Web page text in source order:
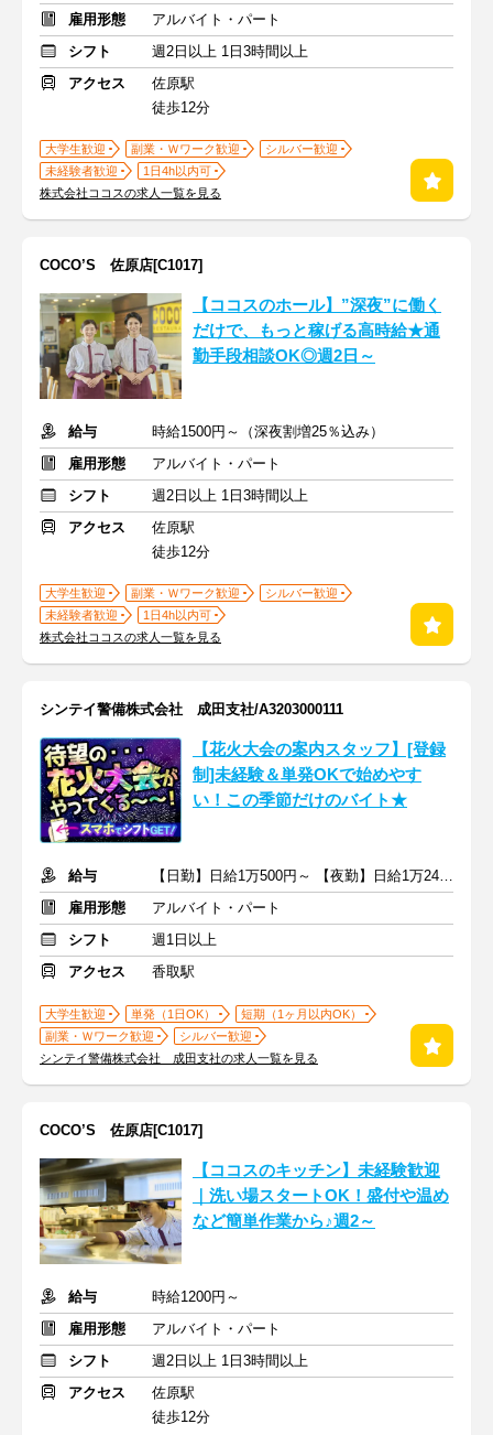
雇用形態
アルバイト・パート
シフト
週2日以上 1日3時間以上
アクセス
佐原駅
徒歩12分
大学生歓迎 副業・Ｗワーク歓迎
シルバー歓迎
未経験者歓迎
1日4h以内可
株式会社ココスの求人一覧を見る
COCO’S 佐原店[C1017]
【ココスのホール】”深夜”に働く
だけで、もっと稼げる高時給★通
勤手段相談OK◎週2日～
給与
時給1500円～（深夜割増25％込み）
雇用形態
アルバイト・パート
シフト
週2日以上 1日3時間以上
アクセス
佐原駅
徒歩12分
大学生歓迎 副業・Ｗワーク歓迎
シルバー歓迎
未経験者歓迎
1日4h以内可
株式会社ココスの求人一覧を見る
シンテイ警備株式会社 成田支社/A3203000111
【花火大会の案内スタッフ】[登録
制]未経験＆単発OKで始めやす
い！この季節だけのバイト★
給与
【日勤】日給1万500円～ 【夜勤】日給1万2474円以上 ＋交通費
雇用形態
アルバイト・パート
シフト
週1日以上
アクセス
香取駅
大学生歓迎 単発（1日OK）
短期（1ヶ月以内OK）
副業・Ｗワーク歓迎
シルバー歓迎
シンテイ警備株式会社 成田支社の求人一覧を見る
COCO’S 佐原店[C1017]
【ココスのキッチン】未経験歓迎
｜洗い場スタートOK！盛付や温め
など簡単作業から♪週2～
給与
時給1200円～
雇用形態
アルバイト・パート
シフト
週2日以上 1日3時間以上
アクセス
佐原駅
徒歩12分